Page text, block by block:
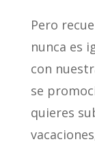
Pero
nunca es
con
se
quieres